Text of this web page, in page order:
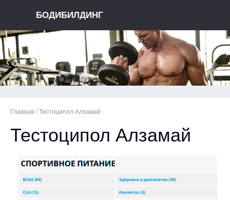
БОДИБИЛДИНГ
Главная / Тестоципол Алзамай
Тестоципол Алзамай